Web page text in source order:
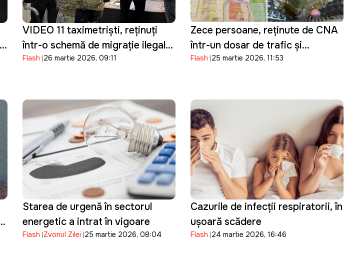
VIDEO 11 taximetriști, reținuți
într-o schemă de migrație ilegală:
Au ajutat 400 de bărbați din
Flash 26 martie 2026, 09:11
Zece persoane, reținute de CNA
într-un dosar de trafic și
cumpărare de influență în
Flash 25 martie 2026, 11:53
Starea de urgență în sectorul
energetic a intrat în vigoare
Flash Zvonul Zilei 25 martie 2026, 08:04
Cazurile de infecții respiratorii, în
ușoară scădere
Flash 24 martie 2026, 16:46